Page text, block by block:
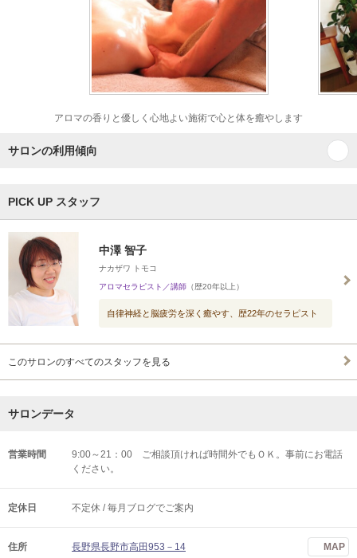
アロマの香りと優しく心地よい施術で心と体を癒やします
サロンの利用傾向
PICK UP スタッフ
中澤 智子
ナカザワ トモコ
アロマセラピスト／講師 （歴20年以上）
自律神経と脳疲労を深く癒やす、歴22年のセラピスト
このサロンのすべてのスタッフを見る
サロンデータ
営業時間
9:00～21：00 ご相談頂ければ時間外でもＯＫ。事前にお電話
ください。
定休日 不定休 / 毎月ブログでご案内
住所 長野県長野市高田953－14 MAP